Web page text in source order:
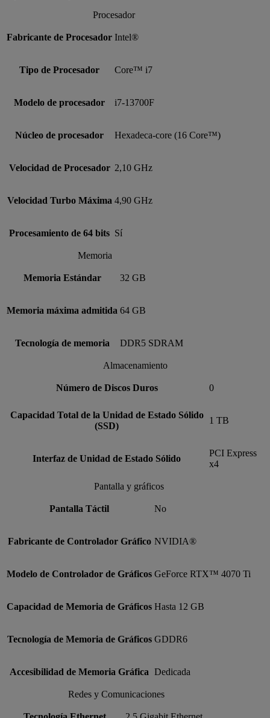
Procesador
Fabricante de Procesador Intel®
Tipo de Procesador Core™ i7
Modelo de procesador i7-13700F
Núcleo de procesador Hexadeca-core (16 Core™)
Velocidad de Procesador 2,10 GHz
Velocidad Turbo Máxima 4,90 GHz
Procesamiento de 64 bits Sí
Memoria
Memoria Estándar 32 GB
Memoria máxima admitida 64 GB
Tecnología de memoria DDR5 SDRAM
Almacenamiento
Número de Discos Duros 0
Capacidad Total de la Unidad de Estado Sólido
(SSD)
1 TB
Interfaz de Unidad de Estado Sólido
PCI Express
x4
Pantalla y gráficos
Pantalla Táctil No
Fabricante de Controlador Gráfico NVIDIA®
Modelo de Controlador de Gráficos GeForce RTX™ 4070 Ti
Capacidad de Memoria de Gráficos Hasta 12 GB
Tecnología de Memoria de Gráficos GDDR6
Accesibilidad de Memoria Gráfica Dedicada
Redes y Comunicaciones